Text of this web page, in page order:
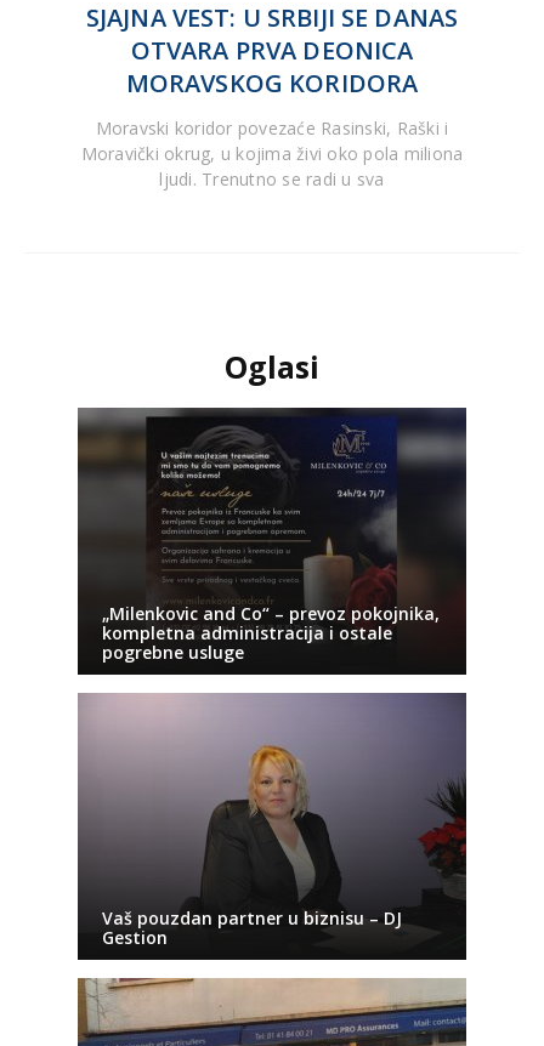
SJAJNA VEST: U SRBIJI SE DANAS
OTVARA PRVA DEONICA
MORAVSKOG KORIDORA
Moravski koridor povezaće Rasinski, Raški i
Moravički okrug, u kojima živi oko pola miliona
ljudi. Trenutno se radi u sva
Oglasi
„Milenkovic and Co“ – prevoz pokojnika,
kompletna administracija i ostale
pogrebne usluge
Vaš pouzdan partner u biznisu – DJ
Gestion